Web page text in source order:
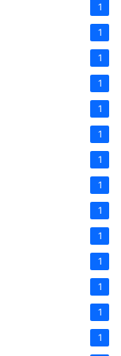
1
1
1
1
1
1
1
1
1
1
1
1
1
1